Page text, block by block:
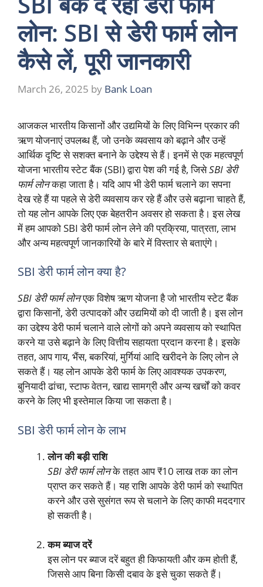
लोन: SBI से डेरी फार्म लोन
कैसे लें, पूरी जानकारी
March 26, 2025 by Bank Loan
आजकल भारतीय किसानों और उद्यमियों के लिए विभिन्न प्रकार की
ऋण योजनाएं उपलब्ध हैं, जो उनके व्यवसाय को बढ़ाने और उन्हें
आर्थिक दृष्टि से सशक्त बनाने के उद्देश्य से हैं। इनमें से एक महत्वपूर्ण
योजना भारतीय स्टेट बैंक (SBI) द्वारा पेश की गई है, जिसेSBI डेरी
फार्म लोनकहा जाता है। यदि आप भी डेरी फार्म चलाने का सपना
देख रहे हैं या पहले से डेरी व्यवसाय कर रहे हैं और उसे बढ़ाना चाहते हैं,
तो यह लोन आपके लिए एक बेहतरीन अवसर हो सकता है। इस लेख
में हम आपको SBI डेरी फार्म लोन लेने की प्रक्रिया, पात्रता, लाभ
और अन्य महत्वपूर्ण जानकारियों के बारे में विस्तार से बताएंगे।
SBI डेरी फार्म लोन क्या है?
SBI डेरी फार्म लोनएक विशेष ऋण योजना है जो भारतीय स्टेट बैंक
द्वारा किसानों, डेरी उत्पादकों और उद्यमियों को दी जाती है। इस लोन
का उद्देश्य डेरी फार्म चलाने वाले लोगों को अपने व्यवसाय को स्थापित
करने या उसे बढ़ाने के लिए वित्तीय सहायता प्रदान करना है। इसके
तहत, आप गाय, भैंस, बकरियां, मुर्गियां आदि खरीदने के लिए लोन ले
सकते हैं। यह लोन आपके डेरी फार्म के लिए आवश्यक उपकरण,
बुनियादी ढांचा, स्टाफ वेतन, खाद्य सामग्री और अन्य खर्चों को कवर
करने के लिए भी इस्तेमाल किया जा सकता है।
SBI डेरी फार्म लोन के लाभ
लोन की बड़ी राशि
SBI डेरी फार्म लोनके तहत आप ₹10 लाख तक का लोन
प्राप्त कर सकते हैं। यह राशि आपके डेरी फार्म को स्थापित
करने और उसे सुसंगत रूप से चलाने के लिए काफी मददगार
हो सकती है।
कम ब्याज दरें
इस लोन पर ब्याज दरें बहुत ही किफायती और कम होती हैं,
जिससे आप बिना किसी दबाव के इसे चुका सकते हैं।